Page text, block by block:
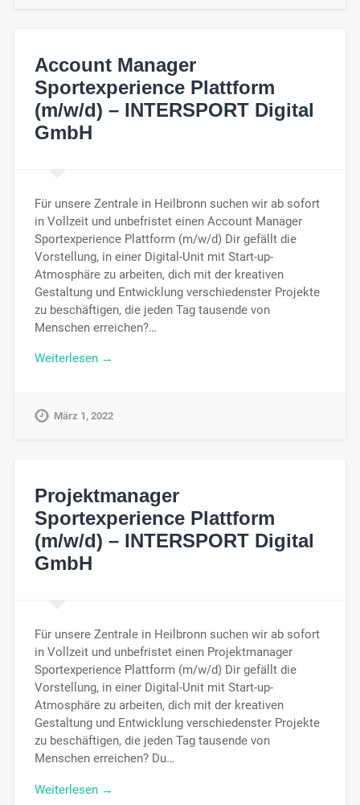
Account Manager
Sportexperience Plattform
(m/w/d) – INTERSPORT Digital
GmbH
Für unsere Zentrale in Heilbronn suchen wir ab sofort
in Vollzeit und unbefristet einen Account Manager
Sportexperience Plattform (m/w/d) Dir gefällt die
Vorstellung, in einer Digital-Unit mit Start-up-
Atmosphäre zu arbeiten, dich mit der kreativen
Gestaltung und Entwicklung verschiedenster Projekte
zu beschäftigen, die jeden Tag tausende von
Menschen erreichen?…
Weiterlesen →
März 1, 2022
Projektmanager
Sportexperience Plattform
(m/w/d) – INTERSPORT Digital
GmbH
Für unsere Zentrale in Heilbronn suchen wir ab sofort
in Vollzeit und unbefristet einen Projektmanager
Sportexperience Plattform (m/w/d) Dir gefällt die
Vorstellung, in einer Digital-Unit mit Start-up-
Atmosphäre zu arbeiten, dich mit der kreativen
Gestaltung und Entwicklung verschiedenster Projekte
zu beschäftigen, die jeden Tag tausende von
Menschen erreichen? Du…
Weiterlesen →